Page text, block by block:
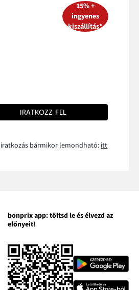
15% +
ingyenes
kiszállítás*
IRATKOZZ FEL
bármikor lemondható:itt
bonprix app: töltsd le és élvezd az
előnyeit!
A
link
új
A